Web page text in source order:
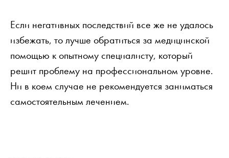
Если негативных последствий все же не удалось
избежать, то лучше обратиться за медицинской
помощью к опытному специалисту, который
решит проблему на профессиональном уровне.
Ни в коем случае не рекомендуется заниматься
самостоятельным лечением.